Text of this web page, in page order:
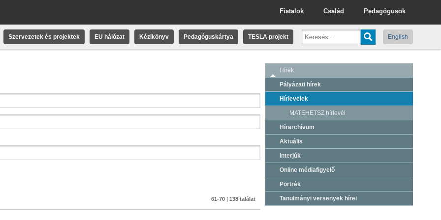
Pedagógusok
Család
Fiatalok
Szervezetek és projektek EU hálózat Kézikönyv Pedagóguskártya TESLA projekt English
61-70 | 138 találat
Hírek
Pályázati hírek
Hírlevelek
MATEHETSZ hírlevél
Hírarchívum
Aktuális
Interjúk
Online médiafigyelő
Portrék
Tanulmányi versenyek hírei